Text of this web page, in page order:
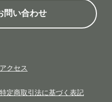
問い合わせ
アクセス
特定商取引法に基づく表記